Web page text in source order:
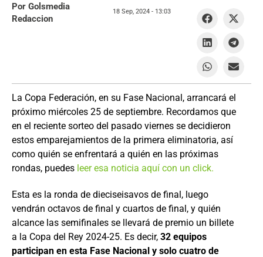
La Copa Federación, en su Fase Nacional, arrancará el
próximo miércoles 25 de septiembre. Recordamos que
en el reciente sorteo del pasado viernes se decidieron
estos emparejamientos de la primera eliminatoria, así
como quién se enfrentará a quién en las próximas
rondas, puedes leer esa noticia aquí con un click.
Esta es la ronda de dieciseisavos de final, luego
vendrán octavos de final y cuartos de final, y quién
alcance las semifinales se llevará de premio un billete
a la Copa del Rey 2024-25. Es decir, 32 equipos
participan en esta Fase Nacional y solo cuatro de
Por Golsmedia
Redaccion
18 Sep, 2024 - 13:03